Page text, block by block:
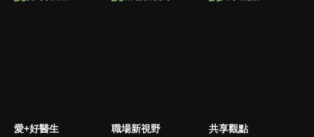
愛+好醫生 職場新視野 共享觀點